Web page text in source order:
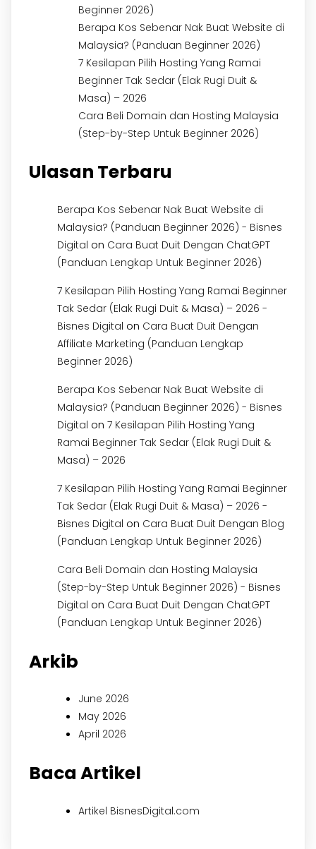
Beginner 2026)
Berapa Kos Sebenar Nak Buat Website di
Malaysia? (Panduan Beginner 2026)
7 Kesilapan Pilih Hosting Yang Ramai
Beginner Tak Sedar (Elak Rugi Duit &
Masa) – 2026
Cara Beli Domain dan Hosting Malaysia
(Step-by-Step Untuk Beginner 2026)
Ulasan Terbaru
Berapa Kos Sebenar Nak Buat Website di
Malaysia? (Panduan Beginner 2026) - Bisnes
Digital on Cara Buat Duit Dengan ChatGPT
(Panduan Lengkap Untuk Beginner 2026)
7 Kesilapan Pilih Hosting Yang Ramai Beginner
Tak Sedar (Elak Rugi Duit & Masa) – 2026 -
Bisnes Digital on Cara Buat Duit Dengan
Affiliate Marketing (Panduan Lengkap
Beginner 2026)
Berapa Kos Sebenar Nak Buat Website di
Malaysia? (Panduan Beginner 2026) - Bisnes
Digital on 7 Kesilapan Pilih Hosting Yang
Ramai Beginner Tak Sedar (Elak Rugi Duit &
Masa) – 2026
7 Kesilapan Pilih Hosting Yang Ramai Beginner
Tak Sedar (Elak Rugi Duit & Masa) – 2026 -
Bisnes Digital on Cara Buat Duit Dengan Blog
(Panduan Lengkap Untuk Beginner 2026)
Cara Beli Domain dan Hosting Malaysia
(Step-by-Step Untuk Beginner 2026) - Bisnes
Digital on Cara Buat Duit Dengan ChatGPT
(Panduan Lengkap Untuk Beginner 2026)
Arkib
June 2026
May 2026
April 2026
Baca Artikel
Artikel BisnesDigital.com